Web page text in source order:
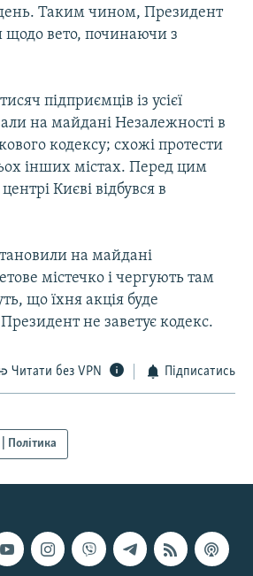
Таким чином, Президент
вето, починаючи з
підприємців із усієї
на майдані Незалежності в
кодексу; схожі протести
інших містах. Перед цим
Києві відбувся в
на майдані
містечко і чергують там
що їхня акція буде
не заветує кодекс.
Читати без VPN Підписатись
Політика